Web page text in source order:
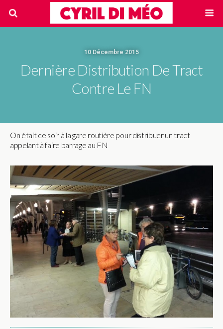
10 Décembre 2015
Dernière Distribution De Tract
Contre Le FN
On était ce soir à la gare routière pour distribuer un tract
appelant à faire barrage au FN